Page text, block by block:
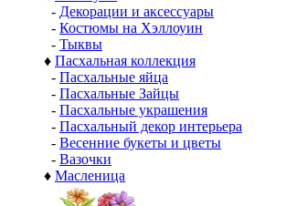
- Декорации и аксессуары
- Костюмы на Хэллоуин
- Тыквы
♦ Пасхальная коллекция
- Пасхальные яйца
- Пасхальные Зайцы
- Пасхальные украшения
- Пасхальный декор интерьера
- Весенние букеты и цветы
- Вазочки
♦ Масленица